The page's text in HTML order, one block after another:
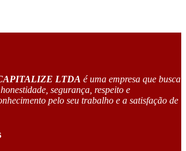
LTDA é uma empresa que busca
segurança, respeito e
pelo seu trabalho e a satisfação de